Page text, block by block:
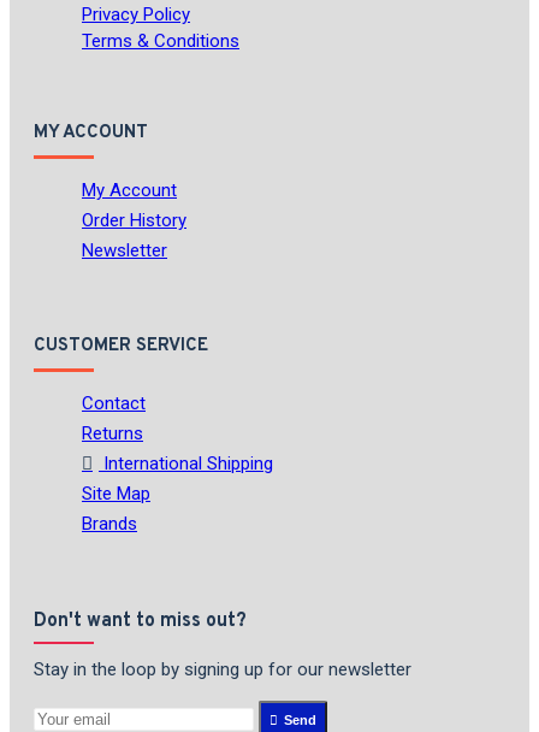
Privacy Policy
Terms & Conditions
MY ACCOUNT
My Account
Order History
Newsletter
CUSTOMER SERVICE
Contact
Returns
International Shipping
Site Map
Brands
Don't want to miss out?
Stay in the loop by signing up for our newsletter
Send